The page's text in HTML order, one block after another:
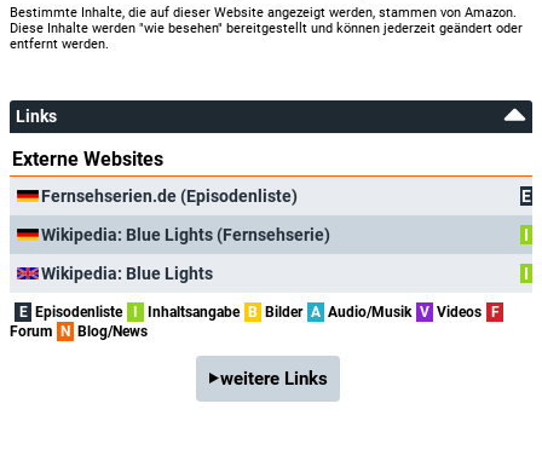
Bestimmte Inhalte, die auf dieser Website angezeigt werden, stammen von Amazon.
Diese Inhalte werden "wie besehen" bereitgestellt und können jederzeit geändert oder
entfernt werden.
Links
Externe Websites
Fernsehserien.de (Episodenliste)
E
Wikipedia: Blue Lights (Fernsehserie)
I
Wikipedia: Blue Lights
I
E Episodenliste Inhaltsangabe B Bilder A Audio/Musik V Videos
F
Forum
N Blog/News
weitere Links